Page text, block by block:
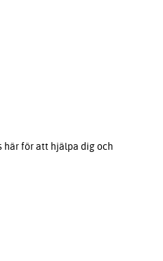
här för att hjälpa dig och